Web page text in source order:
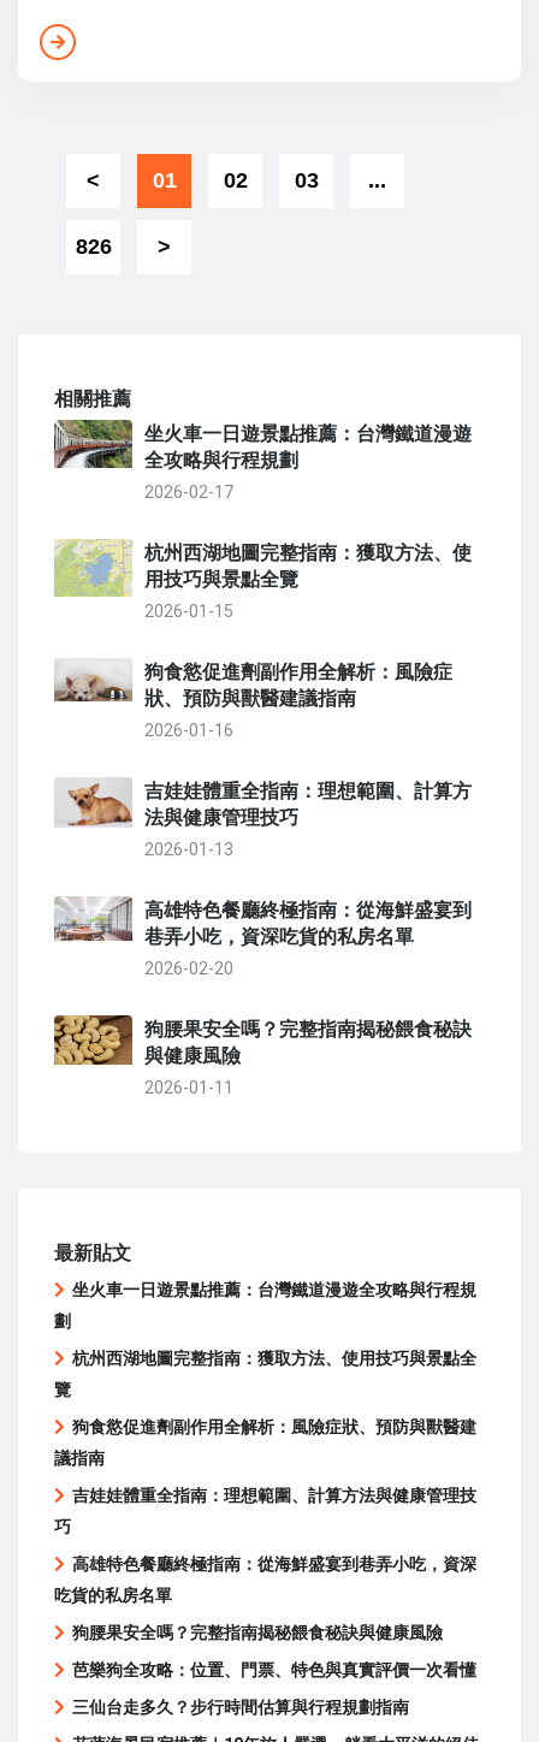
< 01 02 03 ...
826 >
相關推薦
坐火車一日遊景點推薦：台灣鐵道漫遊
全攻略與行程規劃
2026-02-17
杭州西湖地圖完整指南：獲取方法、使
用技巧與景點全覽
2026-01-15
狗食慾促進劑副作用全解析：風險症
狀、預防與獸醫建議指南
2026-01-16
吉娃娃體重全指南：理想範圍、計算方
法與健康管理技巧
2026-01-13
高雄特色餐廳終極指南：從海鮮盛宴到
巷弄小吃，資深吃貨的私房名單
2026-02-20
狗腰果安全嗎？完整指南揭秘餵食秘訣
與健康風險
2026-01-11
最新貼文
坐火車一日遊景點推薦：台灣鐵道漫遊全攻略與行程規
劃
杭州西湖地圖完整指南：獲取方法、使用技巧與景點全
覽
狗食慾促進劑副作用全解析：風險症狀、預防與獸醫建
議指南
吉娃娃體重全指南：理想範圍、計算方法與健康管理技
巧
高雄特色餐廳終極指南：從海鮮盛宴到巷弄小吃，資深
吃貨的私房名單
狗腰果安全嗎？完整指南揭秘餵食秘訣與健康風險
芭樂狗全攻略：位置、門票、特色與真實評價一次看懂
三仙台走多久？步行時間估算與行程規劃指南